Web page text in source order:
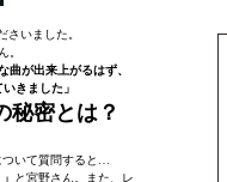
いました。
。
曲が出来上がるはず、
きました」
密とは？
いて質問すると…
と宮野さん。また、レ